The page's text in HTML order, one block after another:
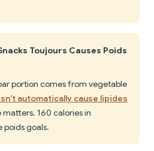
Toujours Causes Poids
portion comes from vegetable
automatically cause lipides
160 calories in
poids goals.